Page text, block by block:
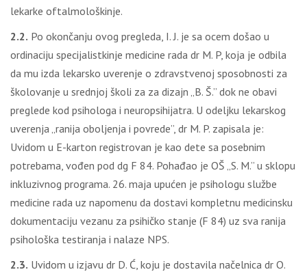
lekarke oftalmološkinje.
2.2. Po okončanju ovog pregleda, I. J. je sa ocem došao u
ordinaciju specijalistkinje medicine rada dr M. P, koja je odbila
da mu izda lekarsko uverenje o zdravstvenoj sposobnosti za
školovanje u srednjoj školi za za dizajn „B. Š.” dok ne obavi
preglede kod psihologa i neuropsihijatra. U odeljku lekarskog
uverenja „ranija oboljenja i povrede”, dr M. P. zapisala je:
Uvidom u E-karton registrovan je kao dete sa posebnim
potrebama, vođen pod dg F 84. Pohađao je OŠ „S. M.” u sklopu
inkluzivnog programa. 26. maja upućen je psihologu službe
medicine rada uz napomenu da dostavi kompletnu medicinsku
dokumentaciju vezanu za psihičko stanje (F 84) uz sva ranija
psihološka testiranja i nalaze NPS.
2.3. Uvidom u izjavu dr D. Ć, koju je dostavila načelnica dr O.